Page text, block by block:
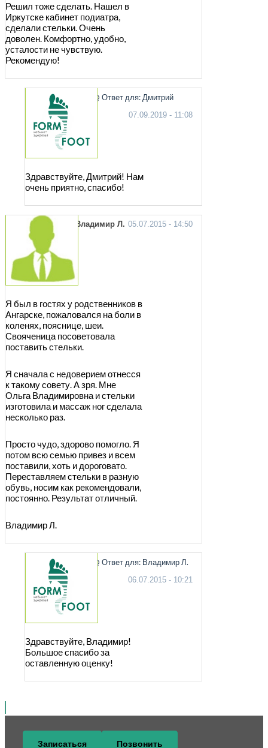
Решил тоже сделать. Нашел в
Иркутске кабинет подиатра,
сделали стельки. Очень
доволен. Комфортно, удобно,
усталости не чувствую.
Рекомендую!
@ Ответ для: Дмитрий
07.09.2019 - 11:08
Здравствуйте, Дмитрий! Нам
очень приятно, спасибо!
Владимир Л. 05.07.2015 - 14:50
Я был в гостях у родственников в
Ангарске, пожаловался на боли в
коленях, пояснице, шеи.
Свояченица посоветовала
поставить стельки.
Я сначала с недоверием отнесся
к такому совету. А зря. Мне
Ольга Владимировна и стельки
изготовила и массаж ног сделала
несколько раз.
Просто чудо, здорово помогло. Я
потом всю семью привез и всем
поставили, хоть и дороговато.
Переставляем стельки в разную
обувь, носим как рекомендовали,
постоянно. Результат отличный.
Владимир Л.
@ Ответ для: Владимир Л.
06.07.2015 - 10:21
Здравствуйте, Владимир!
Большое спасибо за
оставленную оценку!
Записаться Позвонить